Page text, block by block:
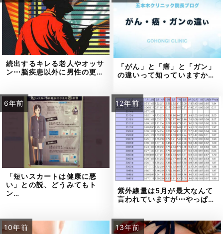
続出するキレる老人やオッサ
ン⋯脳疾患以外に男性の更…
「がん」と「癌」と「ガン」
の違いって知っていますか…
6年前
「短いスカートは健康に悪
い」との説、どうみてもト
ン…
12年前
紫外線量は5月が最大なんて
言われていますが⋯やっぱ…
10年前 13年前